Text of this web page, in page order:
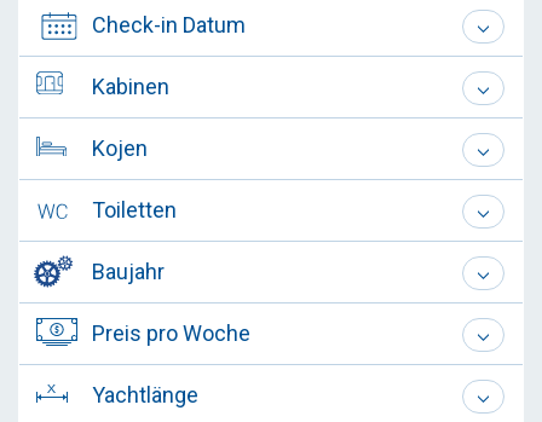
Check-in Datum
Kabinen
Kojen
Toiletten
Baujahr
Preis pro Woche
Yachtlänge